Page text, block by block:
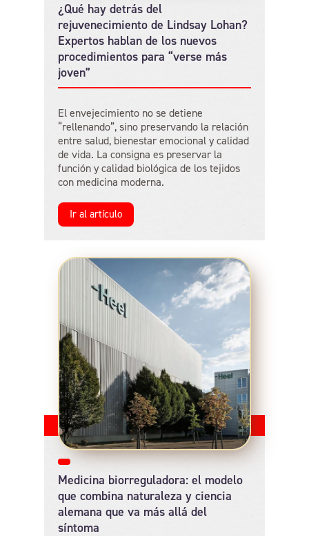
¿Qué hay detrás del
rejuvenecimiento de Lindsay Lohan?
Expertos hablan de los nuevos
procedimientos para “verse más
joven”
El envejecimiento no se detiene
“rellenando”, sino preservando la relación
entre salud, bienestar emocional y calidad
de vida. La consigna es preservar la
función y calidad biológica de los tejidos
con medicina moderna.
Ir al artículo
Medicina biorreguladora: el modelo
que combina naturaleza y ciencia
alemana que va más allá del
síntoma